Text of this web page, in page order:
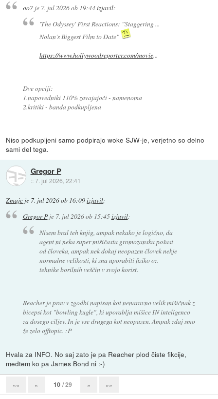
oo7je 7. jul 2026 ob 19:44izjavil:
'The Odyssey' First Reactions: "Staggering ...
Nolan's Biggest Film to Date"
https://www.hollywoodreporter.com/movie...
Dve opciji:
1.napovedniki 110% zavajajoči - namenoma
2.kritiki - banda podkupljena
Niso podkupljeni samo podpirajo woke SJW-je, verjetno so delno
sami del tega.
Gregor P
::7. jul 2026, 22:41
Zmajc je 7. jul 2026 ob 16:09izjavil:
Gregor Pje 7. jul 2026 ob 15:45izjavil:
Nisem bral teh knjig, ampak nekako je logično, da
agent ni neka super mišičasta gromozanska pošast
od človeka, ampak nek dokaj neopazen človek nekje
normalne velikosti, ki zna uporabiti fiziko oz.
tehnike borilnih veščin v svojo korist.
Reacher je prav v zgodbi napisan kot nenaravno velik mišičnak z
bicepsi kot "bowling kugle", ki uporablja mišice IN inteligenco
za dosego ciljev. In je vse drugega kot neopazen. Ampak zdaj smo
že zelo offtopic. :P
Hvala za INFO. No saj zato je pa Reacher plod čiste fikcije,
medtem ko pa James Bond ni :-)
«« « 10 / 29 » »»